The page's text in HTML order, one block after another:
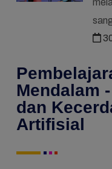
Mendalam
dan
Artifisial